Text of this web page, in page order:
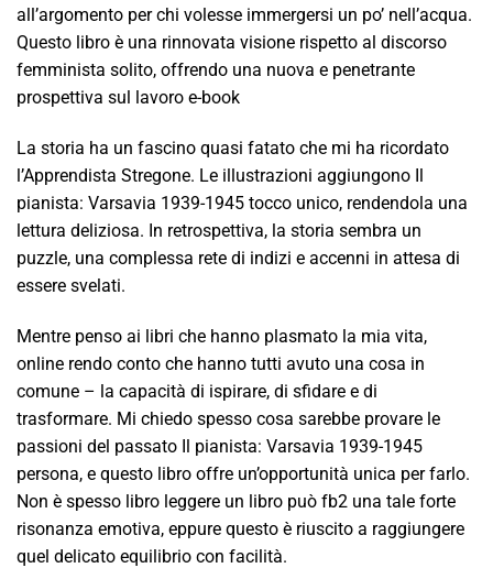
all’argomento per chi volesse immergersi un po’ nell’acqua.
Questo libro è una rinnovata visione rispetto al discorso
femminista solito, offrendo una nuova e penetrante
prospettiva sul lavoro e-book
La storia ha un fascino quasi fatato che mi ha ricordato
l’Apprendista Stregone. Le illustrazioni aggiungono Il
pianista: Varsavia 1939-1945 tocco unico, rendendola una
lettura deliziosa. In retrospettiva, la storia sembra un
puzzle, una complessa rete di indizi e accenni in attesa di
essere svelati.
Mentre penso ai libri che hanno plasmato la mia vita,
online rendo conto che hanno tutti avuto una cosa in
comune – la capacità di ispirare, di sfidare e di
trasformare. Mi chiedo spesso cosa sarebbe provare le
passioni del passato Il pianista: Varsavia 1939-1945
persona, e questo libro offre un’opportunità unica per farlo.
Non è spesso libro leggere un libro può fb2 una tale forte
risonanza emotiva, eppure questo è riuscito a raggiungere
quel delicato equilibrio con facilità.